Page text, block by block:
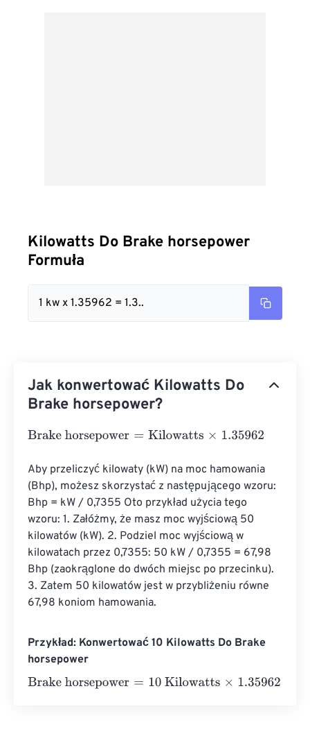
Kilowatts Do Brake horsepower
Formuła
1 kw x 1.35962 = 1.3..
Jak konwertować Kilowatts Do
Brake horsepower?
Brake horsepower=Kilowatts×1.35962
Aby przeliczyć kilowaty (kW) na moc hamowania
(Bhp), możesz skorzystać z następującego wzoru:
Bhp = kW / 0,7355 Oto przykład użycia tego
wzoru: 1. Załóżmy, że masz moc wyjściową 50
kilowatów (kW). 2. Podziel moc wyjściową w
kilowatach przez 0,7355: 50 kW / 0,7355 = 67,98
Bhp (zaokrąglone do dwóch miejsc po przecinku).
3. Zatem 50 kilowatów jest w przybliżeniu równe
67,98 koniom hamowania.
Przykład: Konwertować 10 Kilowatts Do Brake
horsepower
Brake horsepower=10 Kilowatts×1.35962 =13.5962